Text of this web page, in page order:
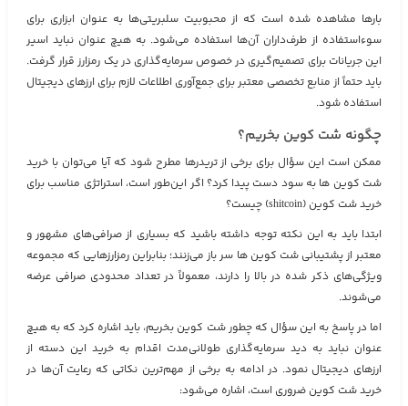
بارها مشاهده شده است که از محبوبیت سلبریتی‌ها به عنوان ابزاری برای
سوءاستفاده از طرف‌داران آن‌ها استفاده می‌شود. به هیچ عنوان نباید اسیر
این جریانات برای تصمیم‌گیری در خصوص سرمایه‌گذاری در یک رمزارز قرار گرفت.
باید حتماً از منابع تخصصی معتبر برای جمع‌آوری اطلاعات لازم برای ارزهای دیجیتال
استفاده شود.
چگونه شت کوین بخریم؟
ممکن است این سؤال برای برخی از تریدرها مطرح شود که آیا می‌توان با خرید
شت کوین‌ ها به سود دست پیدا کرد؟ اگر این‌طور است، استراتژی مناسب برای
خرید شت کوین (shitcoin) چیست؟
ابتدا باید به این نکته توجه داشته باشید که بسیاری از صرافی‌های مشهور و
معتبر از پشتیبانی شت کوین‌ ها سر باز می‌زنند؛ بنابراین رمزارزهایی که مجموعه
ویژگی‌های ذکر شده در بالا را دارند، معمولاً در تعداد محدودی صرافی عرضه
می‌شوند.
اما در پاسخ به این سؤال که چطور شت کوین بخریم، باید اشاره کرد که به هیچ
عنوان نباید به دید سرمایه‌گذاری طولانی‌مدت اقدام به خرید این دسته از
ارزهای دیجیتال نمود. در ادامه به برخی از مهم‌ترین نکاتی که رعایت آن‌ها در
خرید شت کوین ضروری است، اشاره می‌شود: